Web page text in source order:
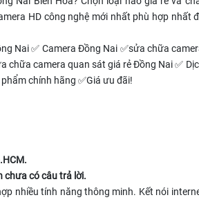
HD công nghệ mới nhất phù hợp nhất
Nai ✅ Camera Đồng Nai ✅sửa chữa
chữa camera quan sát giá rẻ Đồng Nai ✅
chính hãng ✅Giá ưu đãi!
chưa có câu trả lời.
nhiều tính năng thông minh. Kết nói